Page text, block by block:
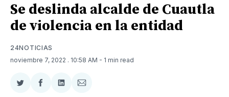
Se deslinda alcalde de Cuautla
de violencia en la entidad
24NOTICIAS
noviembre 7, 2022 . 10:58 AM - 1 min read
CompartirCompartir
CompartirCompartir